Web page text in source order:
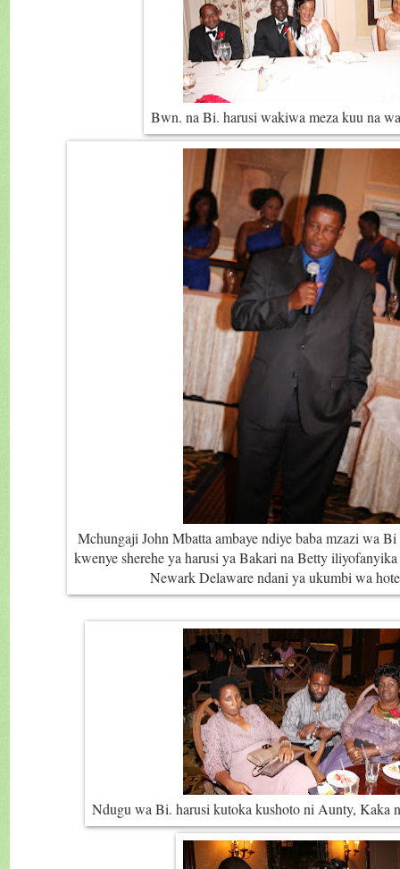
Bwn. na Bi. harusi wakiwa meza kuu na
Mchungaji John Mbatta ambaye ndiye baba mzazi wa
kwenye sherehe ya harusi ya Bakari na Betty
Newark Delaware ndani ya ukumbi wa
Ndugu wa Bi. harusi kutoka kushoto ni Aunty, Kaka